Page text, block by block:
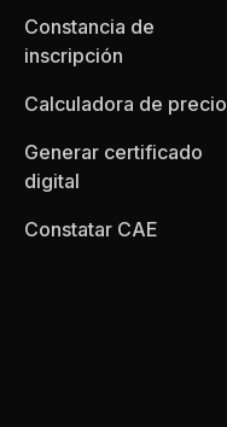
Constancia de
inscripción
Calculadora de precio
Generar certificado
digital
Constatar CAE